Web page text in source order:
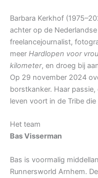
Barbara Kerkhof
achter op de
freelancejournalist,
meer Hardlopen voor
kilometer, en droeg bij
Op 29 november 2024
borstkanker. Haar
leven voort in de Tribe
Het team
Bas Visserman
Bas is voormalig
Runnersworld Arnhem.